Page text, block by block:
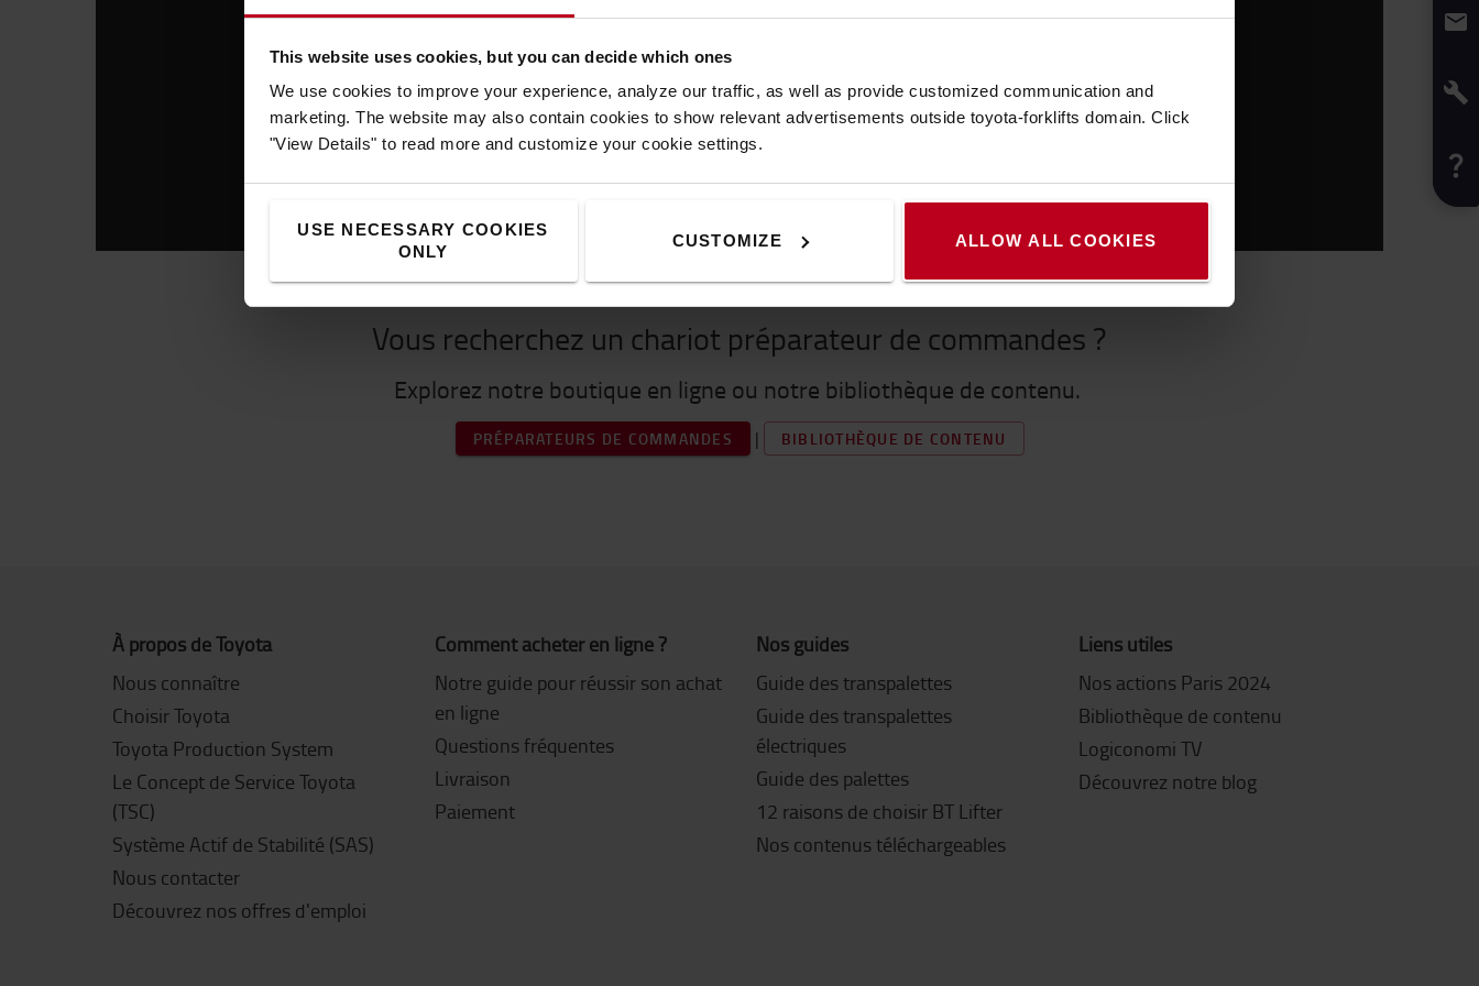
This website uses cookies, but you can decide which ones
We use cookies to improve your experience, analyze our traffic, as well as provide customized communication and
marketing. The website may also contain cookies to show relevant advertisements outside toyota-forklifts domain. Click
"View Details" to read more and customize your cookie settings.
USE NECESSARY COOKIES
ONLY
CUSTOMIZE ALLOW ALL COOKIES
Vous recherchez un chariot préparateur de commandes ?
Explorez notre boutique en ligne ou notre bibliothèque de contenu.
PRÉPARATEURS DE COMMANDES | BIBLIOTHÈQUE DE CONTENU
À propos de Toyota
Nous connaître
Choisir Toyota
Toyota Production System
Le Concept de Service Toyota
(TSC)
Système Actif de Stabilité (SAS)
Nous contacter
Découvrez nos offres d'emploi
Comment acheter en ligne ?
Notre guide pour réussir son achat
en ligne
Questions fréquentes
Livraison
Paiement
Nos guides
Guide des transpalettes
Guide des transpalettes
électriques
Guide des palettes
12 raisons de choisir BT Lifter
Nos contenus téléchargeables
Liens utiles
Nos actions Paris 2024
Bibliothèque de contenu
Logiconomi TV
Découvrez notre blog